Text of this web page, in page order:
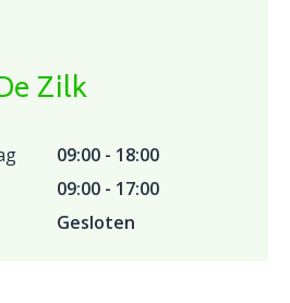
Zilk
09:00 - 18:00
09:00 - 17:00
Gesloten